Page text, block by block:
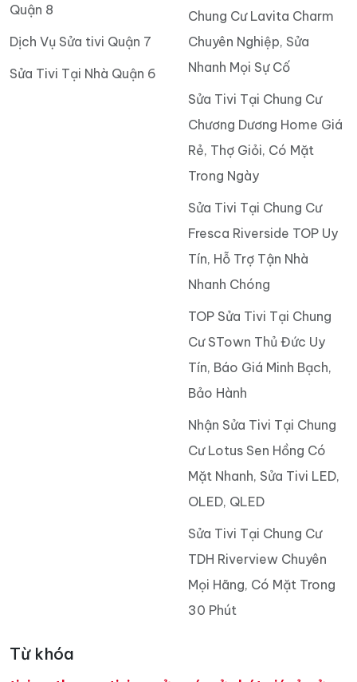
Quận 8
Dịch Vụ Sửa tivi Quận 7
Sửa Tivi Tại Nhà Quận 6
Chung Cư Lavita Charm
Chuyên Nghiệp, Sửa
Nhanh Mọi Sự Cố
Sửa Tivi Tại Chung Cư
Chương Dương Home Giá
Rẻ, Thợ Giỏi, Có Mặt
Trong Ngày
Sửa Tivi Tại Chung Cư
Fresca Riverside TOP Uy
Tín, Hỗ Trợ Tận Nhà
Nhanh Chóng
TOP Sửa Tivi Tại Chung
Cư STown Thủ Đức Uy
Tín, Báo Giá Minh Bạch,
Bảo Hành
Nhận Sửa Tivi Tại Chung
Cư Lotus Sen Hồng Có
Mặt Nhanh, Sửa Tivi LED,
OLED, QLED
Sửa Tivi Tại Chung Cư
TDH Riverview Chuyên
Mọi Hãng, Có Mặt Trong
30 Phút
Từ khóa